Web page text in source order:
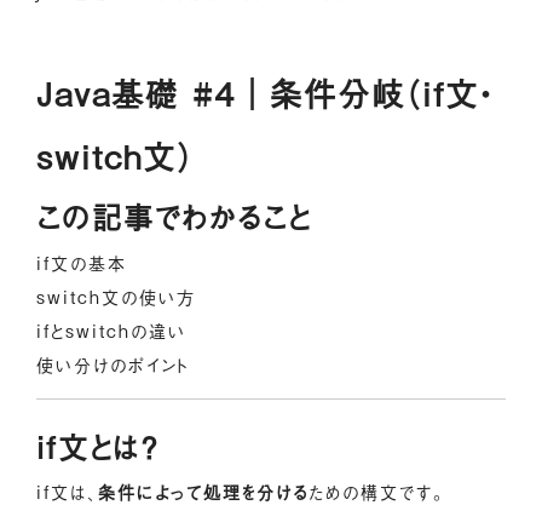
Java基礎 #4｜条件分岐（if文・
switch文）
この記事でわかること
if文の基本
switch文の使い方
ifとswitchの違い
使い分けのポイント
if文とは？
if文は、 条件によって処理を分けるための構文です。